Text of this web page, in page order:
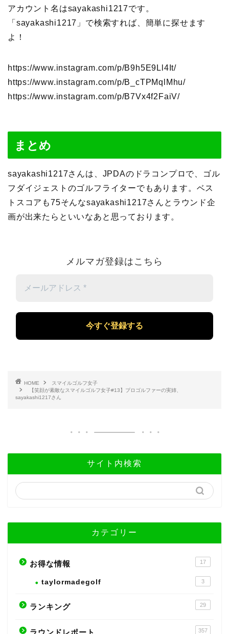
アカウント名はsayakashi1217です。
「sayakashi1217」で検索すれば、簡単に探せます
よ！
https://www.instagram.com/p/B9h5E9Ll4It/
https://www.instagram.com/p/B_cTPMqlMhu/
https://www.instagram.com/p/B7Vx4f2FaiV/
まとめ
sayakashi1217さんは、JPDAのドラコンプロで、ゴル
フダイジェストのゴルフライターでもあります。ベス
トスコアも75そんなsayakashi1217さんとラウンド企
画が出来たらといいなあと思っております。
メルマガ登録はこちら
ー
ア
レ
HOME
スマイルゴルフ女子
【笑顔が素敵なスマイルゴルフ女子#13】プロゴルファーの実姉、
sayakashi1217さん
サイト内検索
カテゴリー
お得な情報 17
taylormadegolf 3
ランキング 29
357